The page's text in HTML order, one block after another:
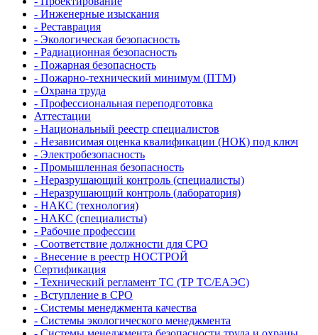
- Инженерные изыскания
- Реставрация
- Экологическая безопасность
- Радиационная безопасность
- Пожарная безопасность
- Пожарно-технический минимум (ПТМ)
- Охрана труда
- Профессиональная переподготовка
Аттестации
- Национальный реестр специалистов
- Независимая оценка квалификации (НОК) под ключ
- Электробезопасность
- Промышленная безопасность
- Неразрушающий контроль (специалисты)
- Неразрушающий контроль (лаборатория)
- НАКС (технология)
- НАКС (специалисты)
- Рабочие профессии
- Соответствие должности для СРО
- Внесение в реестр НОСТРОЙ
Сертификация
- Технический регламент ТС (ТР ТС/ЕАЭС)
- Вступление в СРО
- Системы менеджмента качества
- Системы экологического менеджмента